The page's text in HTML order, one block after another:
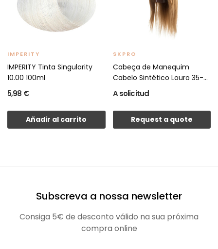
IMPERITY
IMPERITY Tinta Singularity
10.00 100ml
5,98 €
Añadir al carrito
SKPRO
Cabeça de Manequim
Cabelo Sintético Louro 35-
40cm
A solicitud
Request a quote
Subscreva a nossa newsletter
Consiga 5€ de desconto válido na sua próxima
compra online